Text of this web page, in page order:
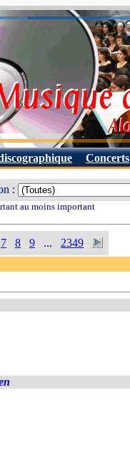
Concerts
:
au moins important
7 8 9 ... 2349